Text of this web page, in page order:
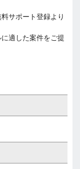
サポート登録より
適した案件をご提